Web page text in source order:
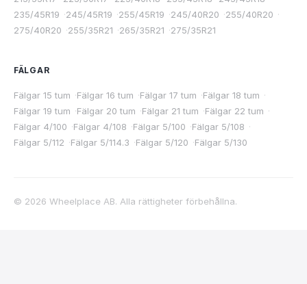
235/45R19 ·245/45R19 ·255/45R19 ·245/40R20 ·255/40R20 ·
275/40R20 ·255/35R21 ·265/35R21 ·275/35R21
FÄLGAR
Fälgar 15 tum ·Fälgar 16 tum ·Fälgar 17 tum ·Fälgar 18 tum ·
Fälgar 19 tum ·Fälgar 20 tum ·Fälgar 21 tum ·Fälgar 22 tum ·
Fälgar 4/100 ·Fälgar 4/108 ·Fälgar 5/100 ·Fälgar 5/108 ·
Fälgar 5/112 ·Fälgar 5/114.3 ·Fälgar 5/120 ·Fälgar 5/130
© 2026 Wheelplace AB. Alla rättigheter förbehållna.